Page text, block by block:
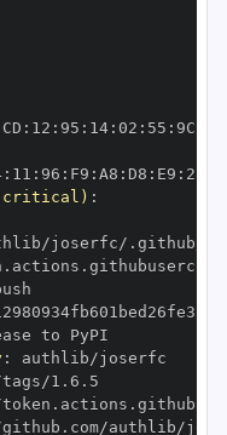
CD : 12 : 95 : 14: 02 : 55 : 9C
: 11 : 96 : F9 : A8 : D8 : E9 : 28
(critical) :
: